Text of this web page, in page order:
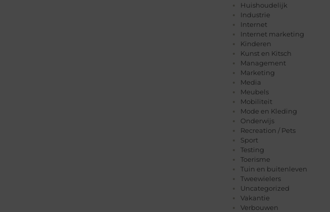
Huishoudelijk
Industrie
Internet
Internet marketing
Kinderen
Kunst en Kitsch
Management
Marketing
Media
Meubels
Mobiliteit
Mode en Kleding
Onderwijs
Recreation / Pets
Sport
Testing
Toerisme
Tuin en buitenleven
Tweewielers
Uncategorized
Vakantie
Verbouwen